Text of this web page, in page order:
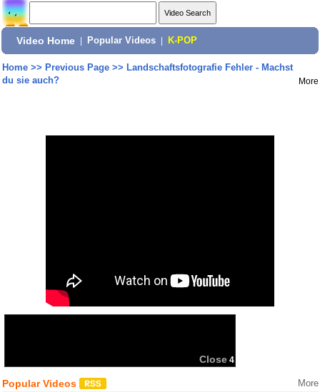
Video Home Popular Videos K-POP
Home>> Previous Page>> Landschaftsfotografie Fehler - Machst
du sie auch?
More
Close 4
Popular Videos More